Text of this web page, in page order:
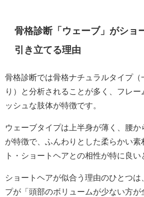
骨格診断「ウェーブ」がショ
引き立てる理由
骨格診断では骨格ナチュラルタイプ（
り）と分析されることが多く、フレー
ッシュな肢体が特徴です。
ウェーブタイプは上半身が薄く、腰
が特徴で、ふんわりとした柔らかい素
ト・ショートヘアとの相性が特に良い
ショートヘアが似合う理由のひとつは
プが「頭部のボリュームが少ない方が